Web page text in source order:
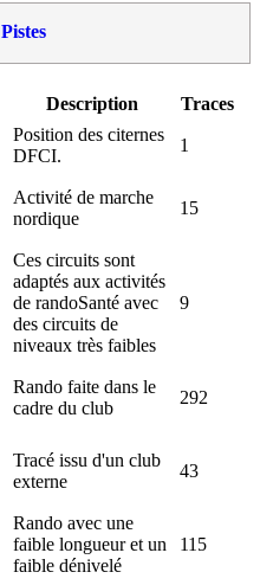
Pistes
Description Traces
Position des citernes
DFCI.
1
Activité de marche
nordique
15
Ces circuits sont
adaptés aux activités
de randoSanté avec
des circuits de
niveaux très faibles
9
Rando faite dans le
cadre du club
292
Tracé issu d'un club
externe
43
Rando avec une
faible longueur et un
faible dénivelé
115